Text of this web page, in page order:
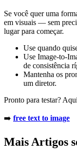
Se você quer uma
em visuais — sem
lugar para começar.
Use quando
Use Image-to-
de consistência
Mantenha os
um diretor.
Pronto para testar?
➡️ free text to image
Mais Artigos